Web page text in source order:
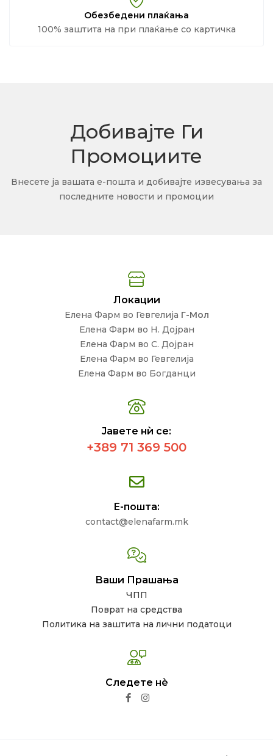
Обезбедени плаќања
100% заштита на при плаќање со картичка
Добивајте Ги
Промоциите
Внесете ја вашата е-пошта и добивајте извесувања за
последните новости и промоции
Локации
Елена Фарм во Гевгелија Г-Мол
Елена Фарм во Н. Дојран
Елена Фарм во С. Дојран
Елена Фарм во Гевгелија
Елена Фарм во Богданци
Јавете нѝ се:
+389 71 369 500
Е-пошта:
contact@elenafarm.mk
Ваши Прашања
ЧПП
Поврат на средства
Политика на заштита на лични податоци
Следете нѐ